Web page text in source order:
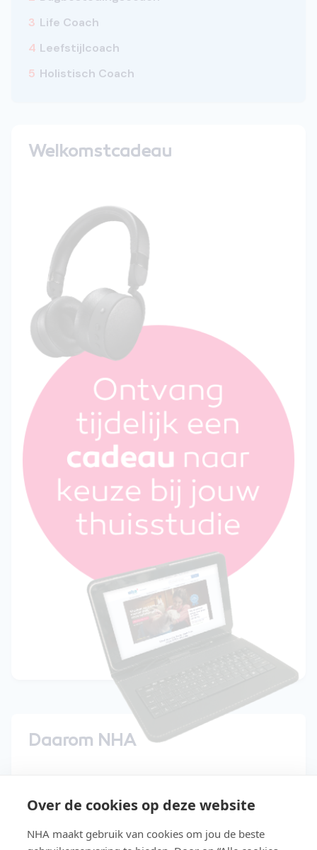
Over de cookies op deze website
NHA maakt gebruik van cookies om jou de beste
3 Life Coach
4 Leefstijlcoach
5 Holistisch Coach
Welkomstcadeau
Daarom NHA
Start direct met de cursus
Studeer in je eigen tempo